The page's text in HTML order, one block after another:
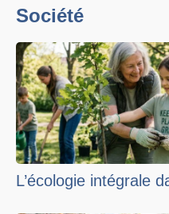
Société
L’écologie intégrale